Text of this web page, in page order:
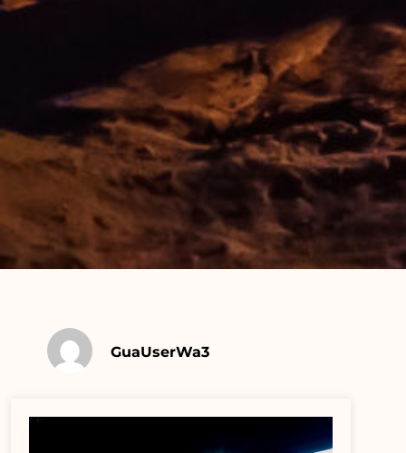
GuaUserWa3